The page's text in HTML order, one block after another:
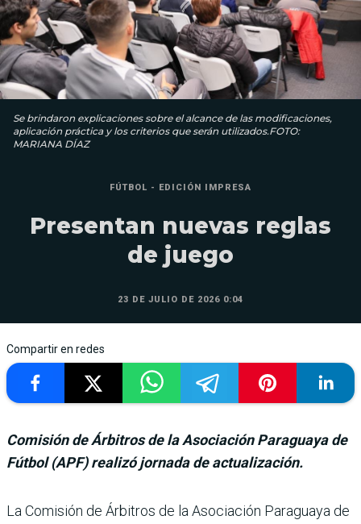
Se brindaron explicaciones sobre el alcance de las modificaciones,
aplicación práctica y los criterios que serán utilizados.FOTO:
MARIANA DÍAZ
FÚTBOL - EDICIÓN IMPRESA
Presentan nuevas reglas
de juego
23 DE JULIO DE 2026 0:04
Compartir en redes
Comisión de Árbitros de la Asociación Paraguaya de
Fútbol (APF) realizó jornada de actualización.
La Comisión de Árbi­tros de la Asociación Paraguaya de